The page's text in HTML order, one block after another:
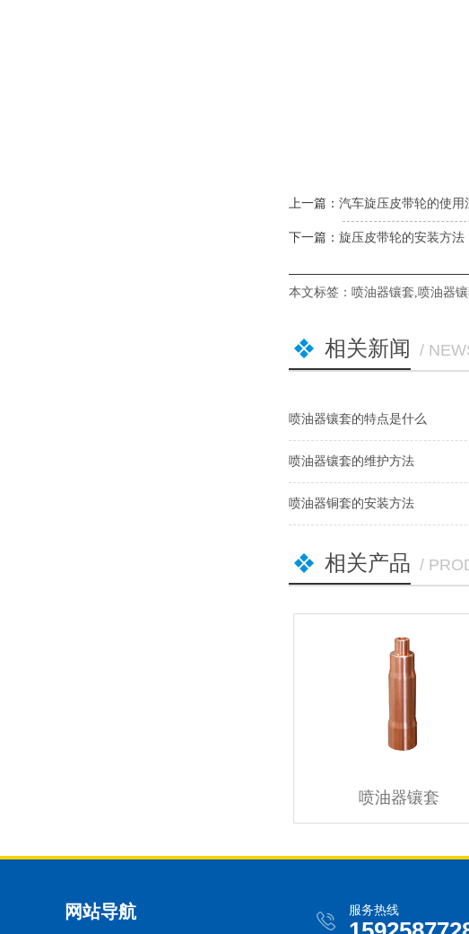
上一篇： 汽车旋压皮带轮的使用
下一篇： 旋压皮带轮的安装方法
本文标签： 喷油器镶套,喷油器
相关新闻 /
喷油器镶套的特点是什么
喷油器镶套的维护方法
喷油器铜套的安装方法
相关产品 /
喷油器镶套
网站导航 服务热线